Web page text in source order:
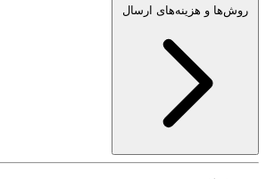
روش‌ها و هزینه‌های ارسال